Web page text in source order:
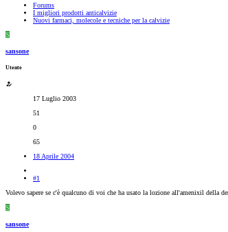
Forums
I migliori prodotti anticalvizie
Nuovi farmaci, molecole e tecniche per la calvizie
S
sansone
Utente
17 Luglio 2003
51
0
65
18 Aprile 2004
#1
Volevo sapere se c'è qualcuno di voi che ha usato la lozione all'amenixil della
S
sansone